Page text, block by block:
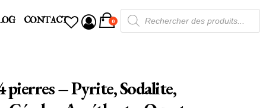
CONTACT 0
Recherche
de
produits
– Pyrite, Sodalite,